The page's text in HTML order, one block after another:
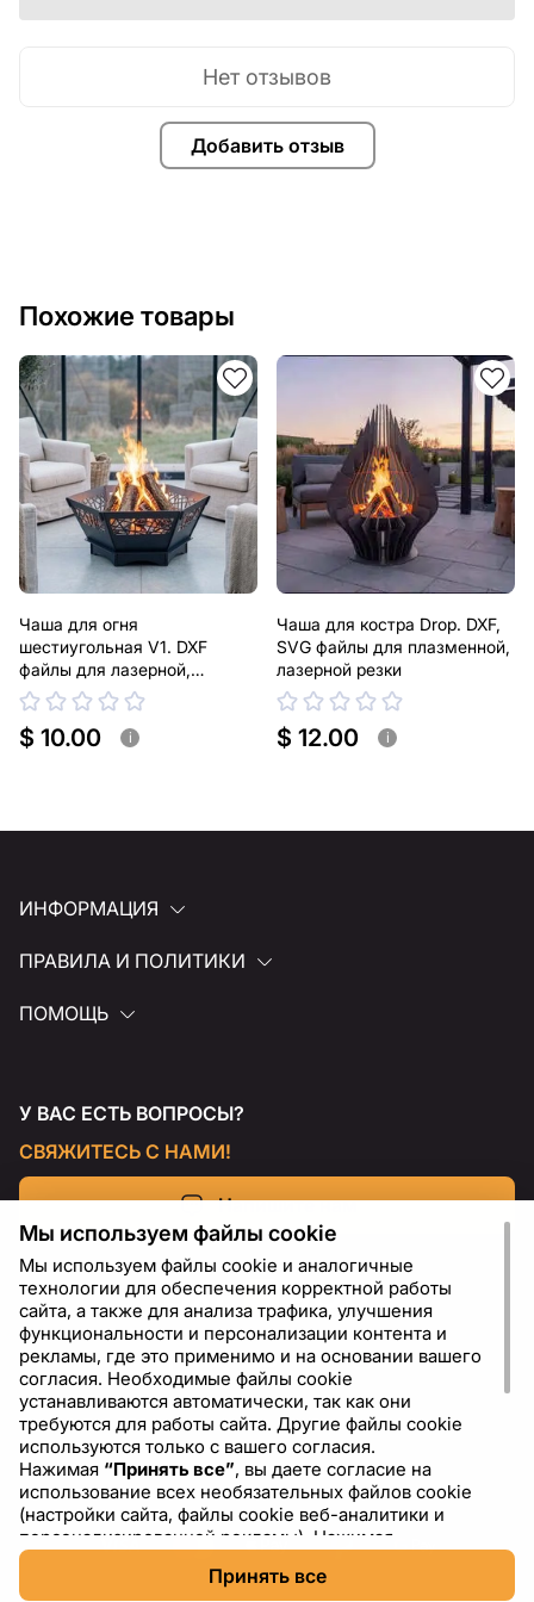
Добавить отзыв
Нет отзывов
Похожие товары
Чаша для огня
шестиугольная V1. DXF
файлы для лазерной,
плазменной резки
$ 10.00 i
Чаша для костра Drop. DXF,
SVG файлы для плазменной,
лазерной резки
$ 12.00 i
ИНФОРМАЦИЯ
ПРАВИЛА И ПОЛИТИКИ
ПОМОЩЬ
У ВАС ЕСТЬ ВОПРОСЫ?
СВЯЖИТЕСЬ С НАМИ!
Напишите нам
RU USD - US Dollar ($)
Мы используем файлы cookie
Мы используем файлы cookie и аналогичные
технологии для обеспечения корректной работы
сайта, а также для анализа трафика, улучшения
функциональности и персонализации контента и
рекламы, где это применимо и на основании вашего
согласия. Необходимые файлы cookie
устанавливаются автоматически, так как они
требуются для работы сайта. Другие файлы cookie
используются только с вашего согласия.
Нажимая “Принять все”, вы даете согласие на
использование всех необязательных файлов cookie
(настройки сайта, файлы cookie веб-аналитики и
персонализированной рекламы). Нажимая
“Отклонить все”
необходимые файлы cookie. Нажимая
Принять все